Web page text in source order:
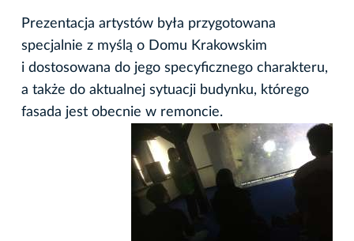
Prezentacja artystów była przygotowana
specjalnie z myślą o Domu Krakowskim
i dostosowana do jego specyficznego charakteru,
a także do aktualnej sytuacji budynku, którego
fasada jest obecnie w remoncie.